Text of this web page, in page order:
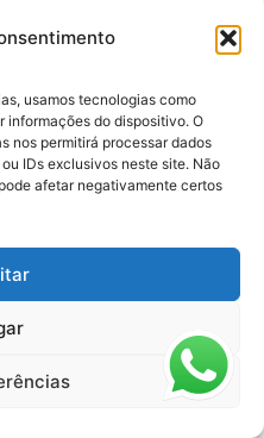
usamos tecnologias como
informações do dispositivo. O
nos permitirá processar dados
IDs exclusivos neste site. Não
afetar negativamente certos
para o resto da
nem sempre a
opção. Às vezes,
meses ou corrigir
aumentar
também permite
ausentes;